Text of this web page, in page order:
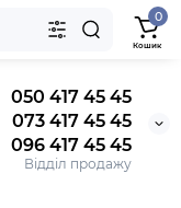
050 417 45 45
073 417 45 45
096 417 45 45
Відділ продажу
0
Кошик